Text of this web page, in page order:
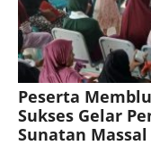
Peserta
Sukses Gelar
Sunatan